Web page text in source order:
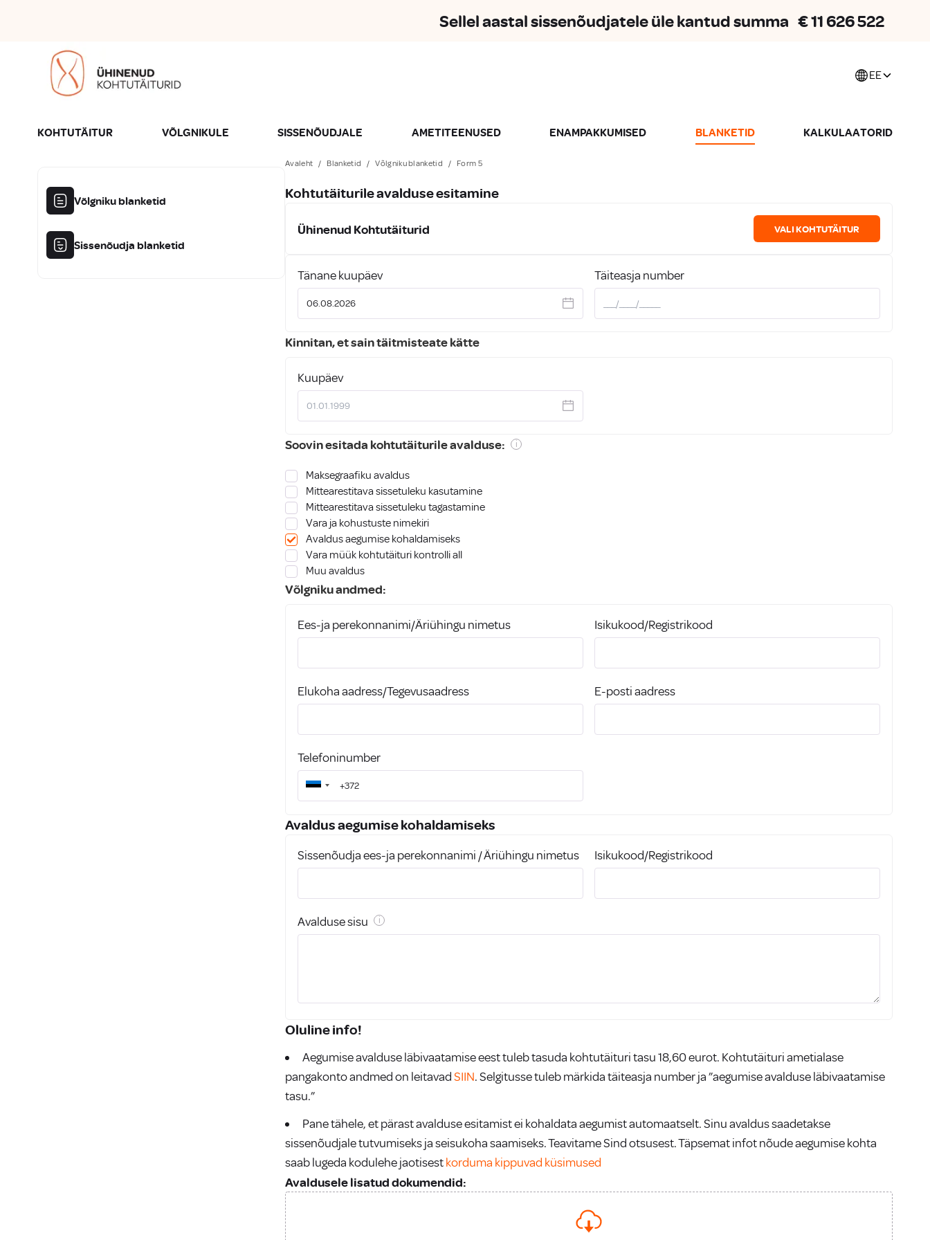
Sellel aastal sissenõudjatele üle kantud summa €11 626 522
EE
KOHTUTÄITUR VÕLGNIKULE SISSENÕUDJALE AMETITEENUSED ENAMPAKKUMISED BLANKETID KALKULAATORID
Võlgniku blanketid
Sissenõudja blanketid
Avaleht / Blanketid / Võlgniku blanketid / Form 5
Kohtutäiturile avalduse esitamine
Ühinenud Kohtutäiturid VALI KOHTUTÄITUR
Tänane kuupäev Täiteasja number
Kinnitan, et sain täitmisteate kätte
Kuupäev
Soovin esitada kohtutäiturile avalduse:
Maksegraafiku avaldus
Mittearestitava sissetuleku kasutamine
Mittearestitava sissetuleku tagastamine
Vara ja kohustuste nimekiri
Avaldus aegumise kohaldamiseks
Vara müük kohtutäituri kontrolli all
Muu avaldus
Võlgniku andmed:
Ees-ja perekonnanimi/Äriühingu nimetus Isikukood/Registrikood
Elukoha aadress/Tegevusaadress E-posti aadress
Telefoninumber
Avaldus aegumise kohaldamiseks
Sissenõudja ees-ja perekonnanimi / Äriühingu nimetus Isikukood/Registrikood
Avalduse sisu
Oluline info!
Aegumise avalduse läbivaatamise eest tuleb tasuda kohtutäituri tasu 18,60 eurot. Kohtutäituri ametialase
pangakonto andmed on leitavadSIIN. Selgitusse tuleb märkida täiteasja number ja ”aegumise avalduse läbivaatamise
tasu.”
Pane tähele, et pärast avalduse esitamist ei kohaldata aegumist automaatselt. Sinu avaldus saadetakse
sissenõudjale tutvumiseks ja seisukoha saamiseks. Teavitame Sind otsusest. Täpsemat infot nõude aegumise kohta
saab lugeda kodulehe jaotisestkorduma kippuvad küsimused
Avaldusele lisatud dokumendid: